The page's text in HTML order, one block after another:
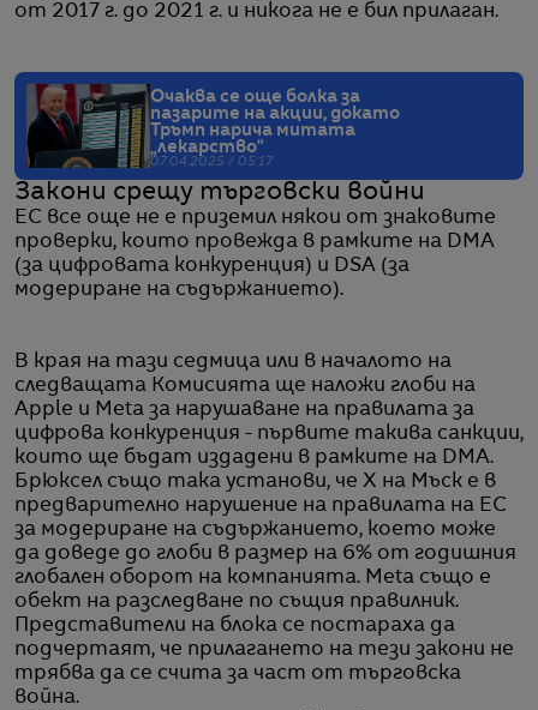
от 2017 г. до 2021 г. и никога не е бил прилаган.
Очаква се още болка за
пазарите на акции, докато
Тръмп нарича митата
„лекарство“
07.04.2025 / 05:17
Закони срещу търговски войни
ЕС все още не е приземил някои от знаковите
проверки, които провежда в рамките на DMA
(за цифровата конкуренция) и DSA (за
модериране на съдържанието).
В края на тази седмица или в началото на
следващата Комисията ще наложи глоби на
Apple и Meta за нарушаване на правилата за
цифрова конкуренция - първите такива санкции,
които ще бъдат издадени в рамките на DMA.
Брюксел също така установи, че X на Мъск е в
предварително нарушение на правилата на ЕС
за модериране на съдържанието, което може
да доведе до глоби в размер на 6% от годишния
глобален оборот на компанията. Meta също е
обект на разследване по същия правилник.
Представители на блока се постараха да
подчертаят, че прилагането на тези закони не
трябва да се счита за част от търговска
война.